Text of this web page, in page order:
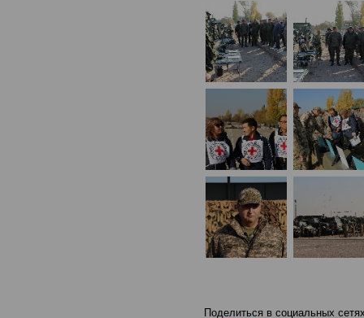
Поделиться в социальных